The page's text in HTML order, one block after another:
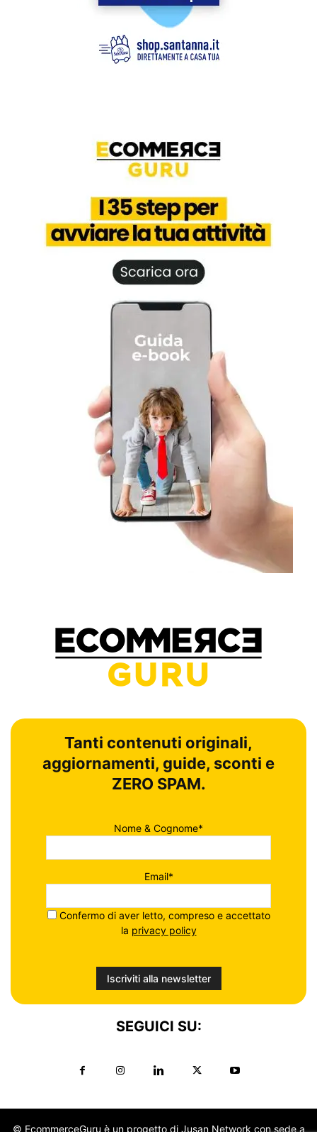
Tanti contenuti originali,
aggiornamenti, guide, sconti e
ZERO SPAM.
Nome & Cognome*
Email*
Confermo di aver letto, compreso e accettato
la privacy policy
SEGUICI SU:
© EcommerceGuru è un progetto di Jusan Network con sede a